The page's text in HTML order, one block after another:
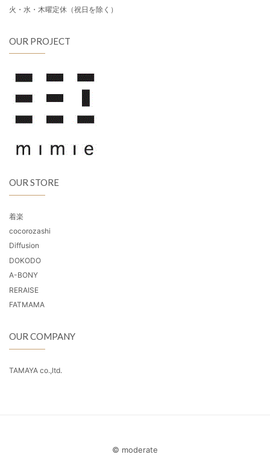
火・水・木曜定休（祝日を除く）
OUR PROJECT
OUR STORE
着楽
cocorozashi
Diffusion
DOKODO
A-BONY
RERAISE
FATMAMA
OUR COMPANY
TAMAYA co.,ltd.
© moderate